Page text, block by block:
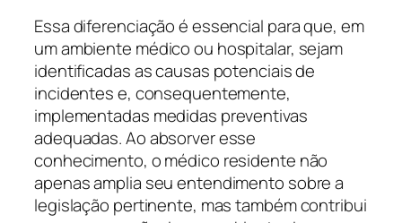
Essa diferenciação é essencial para que, em
um ambiente médico ou hospitalar, sejam
identificadas as causas potenciais de
incidentes e, consequentemente,
implementadas medidas preventivas
adequadas. Ao absorver esse
conhecimento, o médico residente não
apenas amplia seu entendimento sobre a
legislação pertinente, mas também contribui